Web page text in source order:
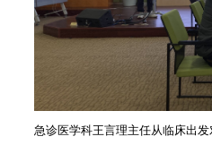
急诊医学科王言理主任从临床出